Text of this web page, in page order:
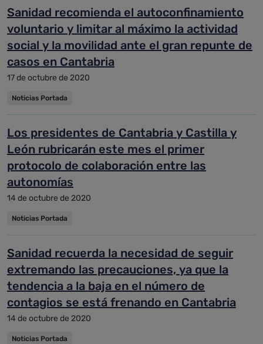
Sanidad recomienda el autoconfinamiento
voluntario y limitar al máximo la actividad
social y la movilidad ante el gran repunte de
casos en Cantabria
17 de octubre de 2020
Noticias Portada
Los presidentes de Cantabria y Castilla y
León rubricarán este mes el primer
protocolo de colaboración entre las
autonomías
14 de octubre de 2020
Noticias Portada
Sanidad recuerda la necesidad de seguir
extremando las precauciones, ya que la
tendencia a la baja en el número de
contagios se está frenando en Cantabria
14 de octubre de 2020
Noticias Portada